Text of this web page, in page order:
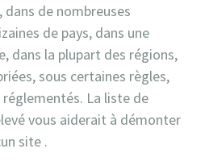
de nombreuses
de pays, dans une
dans la plupart des régions,
sous certaines règles,
La liste de
vous aiderait à démonter
site .